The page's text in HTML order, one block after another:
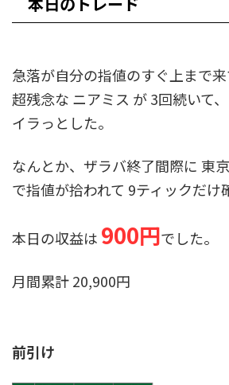
急落が自分の指値のすぐ上まで
超残念な ニアミス が 3回続いて
イラっとした。
なんとか、ザラバ終了間際に 東
で指値が拾われて 9ティックだけ
本日の収益は 900円でした。
月間累計 20,900円
前引け